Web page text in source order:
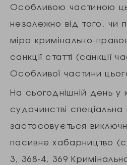
Особливою частиною
незалежно від того, чи
міра кримінально-
санкції статті (санкції
Особливої частини
На сьогоднішній день у
судочинстві спеціальна
застосовується
пасивне хабарництво
3, 368-4, 369